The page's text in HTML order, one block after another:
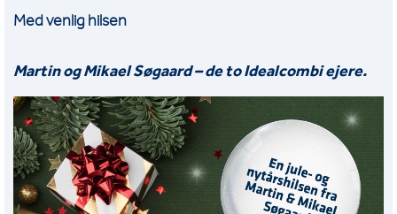
Med venlig hilsen
Martin og Mikael Søgaard – de to Idealcombi ejere.
Videoafspiller